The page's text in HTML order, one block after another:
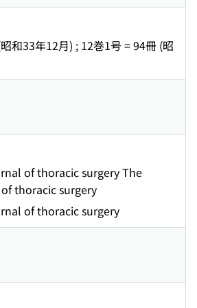
和33年12月) ; 12巻1号 = 94冊 (昭
of thoracic surgery The
thoracic surgery
of thoracic surgery